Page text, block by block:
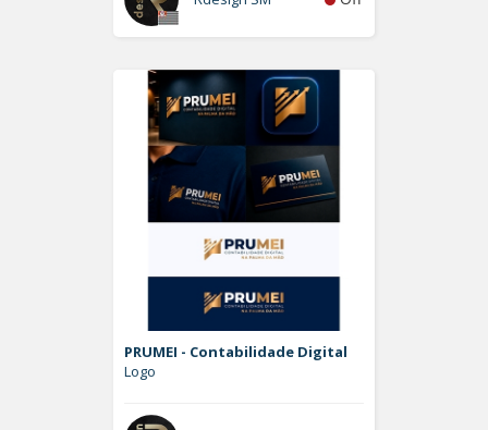
PRUMEI - Contabilidade Digital
Logo